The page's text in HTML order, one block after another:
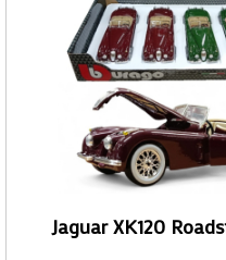
Jaguar XK120